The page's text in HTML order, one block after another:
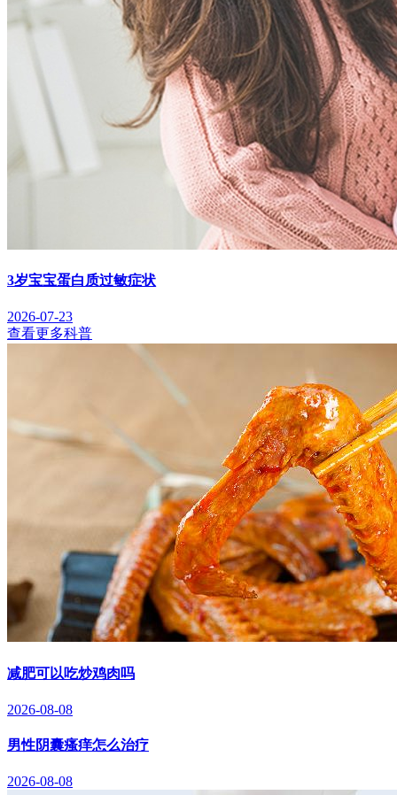
3岁宝宝蛋白质过敏症状
2026-07-23
查看更多科普
减肥可以吃炒鸡肉吗
2026-08-08
男性阴囊瘙痒怎么治疗
2026-08-08